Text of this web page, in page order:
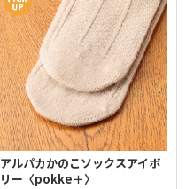
アルパカかのこソックスアイボ
リー〈pokke＋〉